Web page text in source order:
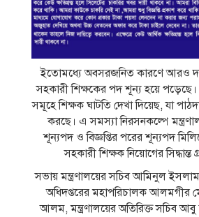
ইতোমধ্যে অবসরজনিত কারণে আরও
সহকারী শিক্ষকের পদ শূন্য হয়ে
সমূহে শিক্ষক ঘাটতি দেখা দিয়েছ, যা
করছে। এ সমস্যা নিরসনকল্পে
শূন্যপদ ও বিজ্ঞপ্তির পরের শূন্যপদ
সহকারী শিক্ষক নিয়োগের সিদ্ধান্ত
সভায় মন্ত্রণালয়ের সচিব আমিনুল ইসলাম
অধিদপ্তরের মহাপরিচালক আলমগীর
আলম, মন্ত্রণালয়ের অতিরিক্ত সচিব